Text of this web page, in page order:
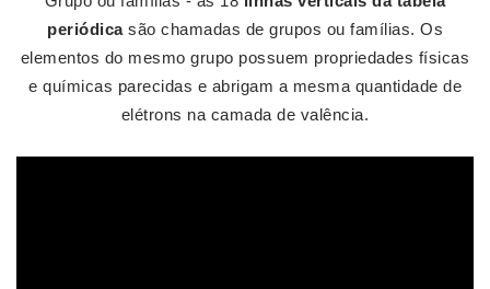
periódicasão chamadas de grupos ou famílias. Os
elementos do mesmo grupo possuem propriedades físicas
e químicas parecidas e abrigam a mesma quantidade de
elétrons na camada de valência.